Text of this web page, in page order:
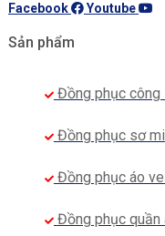
Facebook Youtube
Sản phẩm
Đồng phục công
Đồng phục sơ mi
Đồng phục áo
Đồng phục quần